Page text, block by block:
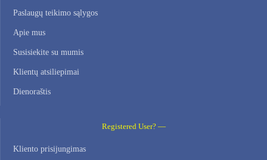
Paslaugų teikimo sąlygos
Apie mus
Susisiekite su mumis
Klientų atsiliepimai
Dienoraštis
Registered User? —
Kliento prisijungimas